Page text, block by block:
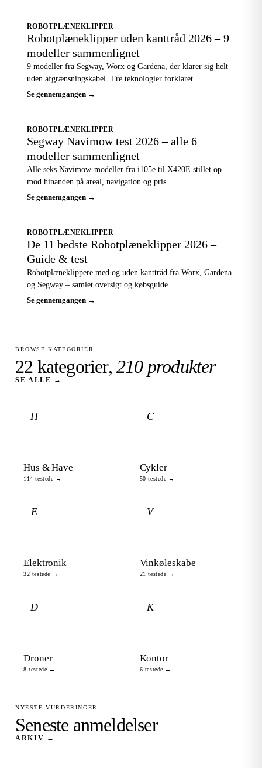
ROBOTPLÆNEKLIPPER
Robotplæneklipper uden kanttråd 2026 – 9
modeller sammenlignet
9 modeller fra Segway, Worx og Gardena, der klarer sig helt
uden afgrænsningskabel. Tre teknologier forklaret.
Se gennemgangen →
ROBOTPLÆNEKLIPPER
Segway Navimow test 2026 – alle 6
modeller sammenlignet
Alle seks Navimow-modeller fra i105e til X420E stillet op
mod hinanden på areal, navigation og pris.
Se gennemgangen →
ROBOTPLÆNEKLIPPER
De 11 bedste Robotplæneklipper 2026 –
Guide & test
Robotplæneklippere med og uden kanttråd fra Worx, Gardena
og Segway – samlet oversigt og købsguide.
Se gennemgangen →
BROWSE KATEGORIER
22 kategorier, 210 produkter
SE ALLE →
H
Hus & Have
114 testede →
C
Cykler
50 testede →
E
Elektronik
32 testede →
V
Vinkøleskabe
21 testede →
D
Droner
8 testede →
K
Kontor
6 testede →
NYESTE VURDERINGER
Seneste anmeldelser
ARKIV →